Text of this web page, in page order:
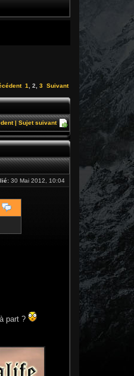
1 2 3 Suivant
|Sujet suivant
30 Mai 2012, 10:04
part ?